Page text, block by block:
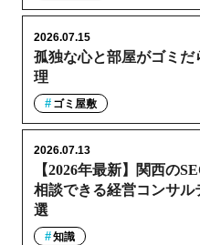
孤独な心と部屋がゴミ
理
2026.07.15
ゴミ屋敷
【2026年最新】関西の
相談できる経営コンサ
選
2026.07.13
知識